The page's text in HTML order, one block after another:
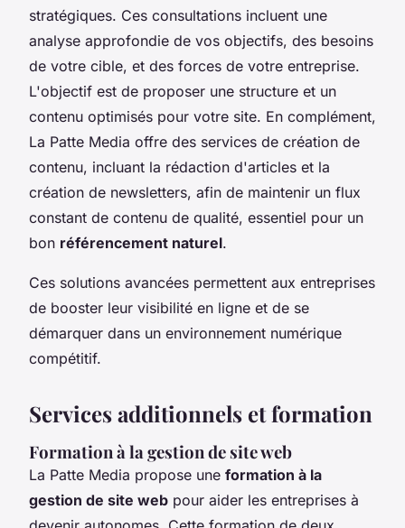
stratégiques. Ces consultations incluent une
analyse approfondie de vos objectifs, des besoins
de votre cible, et des forces de votre entreprise.
L'objectif est de proposer une structure et un
contenu optimisés pour votre site. En complément,
La Patte Media offre des services de création de
contenu, incluant la rédaction d'articles et la
création de newsletters, afin de maintenir un flux
constant de contenu de qualité, essentiel pour un
bon référencement naturel.
Ces solutions avancées permettent aux entreprises
de booster leur visibilité en ligne et de se
démarquer dans un environnement numérique
compétitif.
Services additionnels et formation
Formation à la gestion de site web
La Patte Media propose une formation à la
gestion de site web pour aider les entreprises à